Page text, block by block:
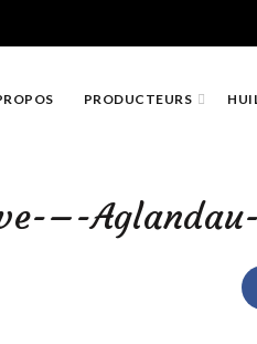
PRODUCTEURS
–-